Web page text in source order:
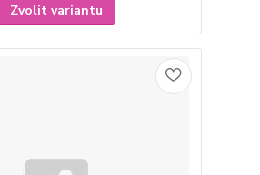
Zvolit variantu